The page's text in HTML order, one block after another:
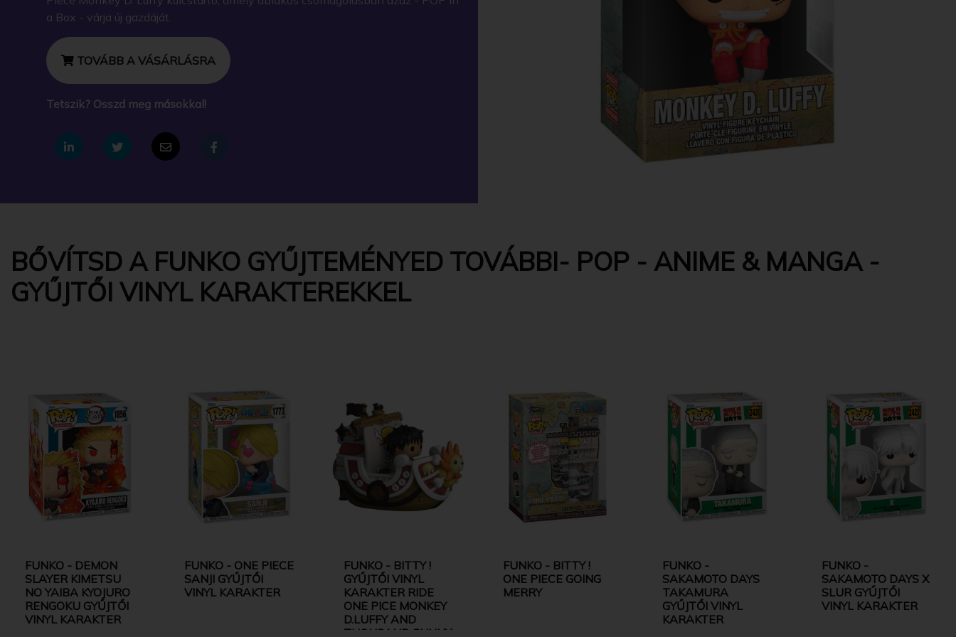
a Box - várja új gazdáját.
TOVÁBB A VÁSÁRLÁSRA
Tetszik? Osszd meg másokkal!
BŐVÍTSD A FUNKO GYŰJTEMÉNYED TOVÁBBI- POP - ANIME & MANGA -
GYŰJTŐI VINYL KARAKTEREKKEL
FUNKO - DEMON
SLAYER KIMETSU
NO YAIBA KYOJURO
RENGOKU GYŰJTŐI
VINYL KARAKTER
FUNKO - ONE PIECE
SANJI GYŰJTŐI
VINYL KARAKTER
FUNKO - BITTY !
GYŰJTŐI VINYL
KARAKTER RIDE
ONE PICE MONKEY
D.LUFFY AND
THOUSAND SUNNY
FUNKO - BITTY !
ONE PIECE GOING
MERRY
FUNKO -
SAKAMOTO DAYS
TAKAMURA
GYŰJTŐI VINYL
KARAKTER
FUNKO -
SAKAMOTO DAYS X
SLUR GYŰJTŐI
VINYL KARAKTER